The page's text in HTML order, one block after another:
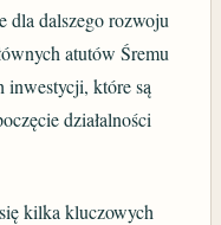
dla dalszego rozwoju
atutów Śremu
inwestycji, które są
działalności
kilka kluczowych